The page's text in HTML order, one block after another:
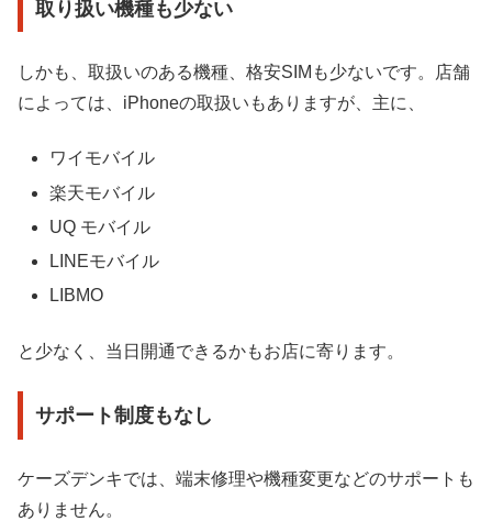
取り扱い機種も少ない
しかも、取扱いのある機種、格安SIMも少ないです。店舗
によっては、iPhoneの取扱いもありますが、主に、
ワイモバイル
楽天モバイル
UQ モバイル
LINEモバイル
LIBMO
と少なく、当日開通できるかもお店に寄ります。
サポート制度もなし
ケーズデンキでは、端末修理や機種変更などのサポートも
ありません。